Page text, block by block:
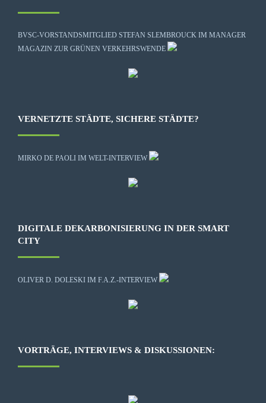
BVSC-VORSTANDSMITGLIED STEFAN SLEMBROUCK IM MANAGER
MAGAZIN ZUR GRÜNEN VERKEHRSWENDE
VERNETZTE STÄDTE, SICHERE STÄDTE?
MIRKO DE PAOLI IM WELT-INTERVIEW
DIGITALE DEKARBONISIERUNG IN DER SMART
CITY
OLIVER D. DOLESKI IM F.A.Z.-INTERVIEW
VORTRÄGE, INTERVIEWS & DISKUSSIONEN: